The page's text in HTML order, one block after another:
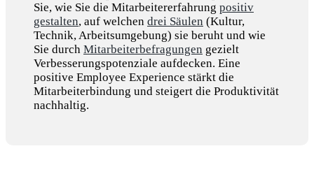
Sie, wie Sie die Mitarbeitererfahrung positiv
gestalten, auf welchen drei Säulen (Kultur,
Technik, Arbeitsumgebung) sie beruht und wie
Sie durch Mitarbeiterbefragungen gezielt
Verbesserungspotenziale aufdecken. Eine
positive Employee Experience stärkt die
Mitarbeiterbindung und steigert die Produktivität
nachhaltig.